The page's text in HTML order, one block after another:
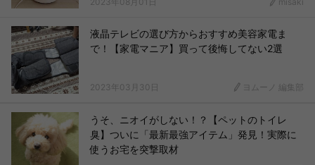
液晶テレビの選び方からおすすめ美容家電ま
で！【家電マニア】買って後悔してない2選
2023年03月30日 ヨムーノ 編集部
うそ、ニオイがしない！？【ペットのトイレ
臭】ついに「最新最強アイテム」発見！実際に
使うお宅を突撃取材